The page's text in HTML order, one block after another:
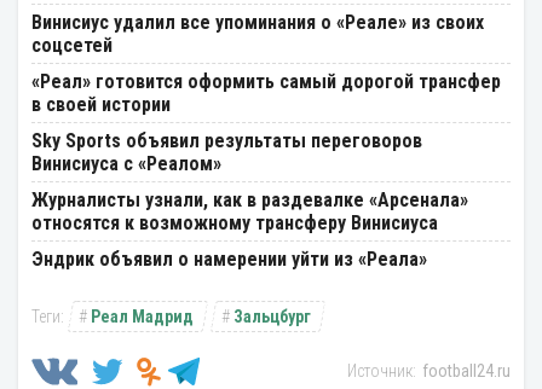
Винисиус удалил все упоминания о «Реале» из своих
соцсетей
«Реал» готовится оформить самый дорогой трансфер
в своей истории
Sky Sports объявил результаты переговоров
Винисиуса с «Реалом»
Журналисты узнали, как в раздевалке «Арсенала»
относятся к возможному трансферу Винисиуса
Эндрик объявил о намерении уйти из «Реала»
Реал Мадрид Зальцбург
football24.ru